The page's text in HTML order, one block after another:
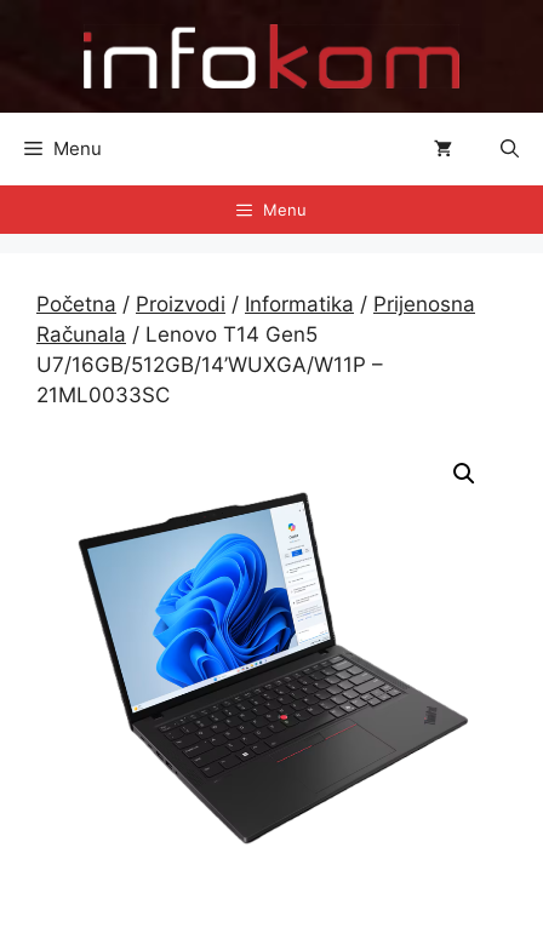
Menu
Menu
Početna / Proizvodi / Informatika / Prijenosna
Računala / Lenovo T14 Gen5
U7/16GB/512GB/14’WUXGA/W11P –
21ML0033SC